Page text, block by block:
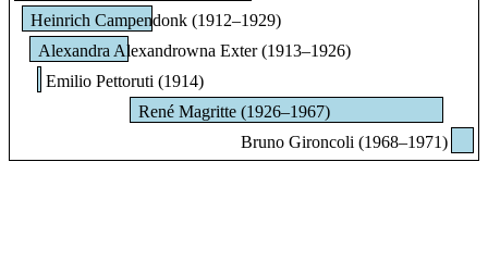
Heinrich Campendonk (1912–1929)
Alexandra Alexandrowna Exter (1913–1926)
Emilio Pettoruti (1914)
René Magritte (1926–1967)
Bruno Gironcoli (1968–1971)